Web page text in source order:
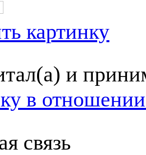
картинку
и
в
связь